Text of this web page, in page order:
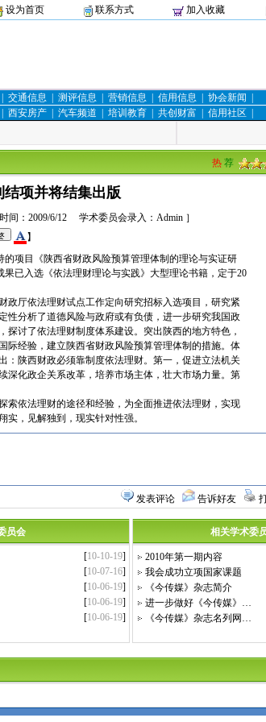
设为首页 联系方式 加入收藏
交通信息 测评信息 营销信息 信用信息 协会新闻
西安房产 汽车频道 培训教育 共创财富 信用社区
热 荐
项并将结集出版
：2009/6/12 学术委员会录入： Admin］
】
项目《陕西省财政风险预算管理体制的理论与实证研
已入选《依法理财理论与实践》大型理论书籍，定于20
厅依法理财试点工作定向研究招标入选项目，研究紧
性分析了道德风险与政府或有负债，进一步研究我国政
讨了依法理财制度体系建设。突出陕西的地方特色，
际经验，建立陕西省财政风险预算管理体制的措施。体
：陕西财政必须靠制度依法理财。第一，促进立法机关
深化政企关系改革，培养市场主体，壮大市场力量。第
依法理财的途径和经验，为全面推进依法理财，实现
，见解独到，现实针对性强。
发表评论 告诉好友
员会
[10-10-19]
[10-07-16]
[10-06-19]
[10-06-19]
[10-06-19]
相关学术委
2010年第一期内容
我会成功立项国家课题
《今传媒》杂志简介
进一步做好《今传媒》…
《今传媒》杂志名列网…